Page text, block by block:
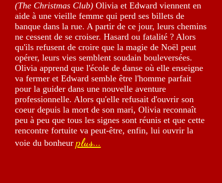
(The Christmas Club) Olivia et Edward viennent en
aide à une vieille femme qui perd ses billets de
banque dans la rue. A partir de ce jour, leurs chemins
ne cessent de se croiser. Hasard ou fatalité ? Alors
qu'ils refusent de croire que la magie de Noël peut
opérer, leurs vies semblent soudain bouleversées.
Olivia apprend que l'école de danse où elle enseigne
va fermer et Edward semble être l'homme parfait
pour la guider dans une nouvelle aventure
professionnelle. Alors qu'elle refusait d'ouvrir son
coeur depuis la mort de son mari, Olivia reconnaît
peu à peu que tous les signes sont réunis et que cette
rencontre fortuite va peut-être, enfin, lui ouvrir la
voie du bonheurplus...